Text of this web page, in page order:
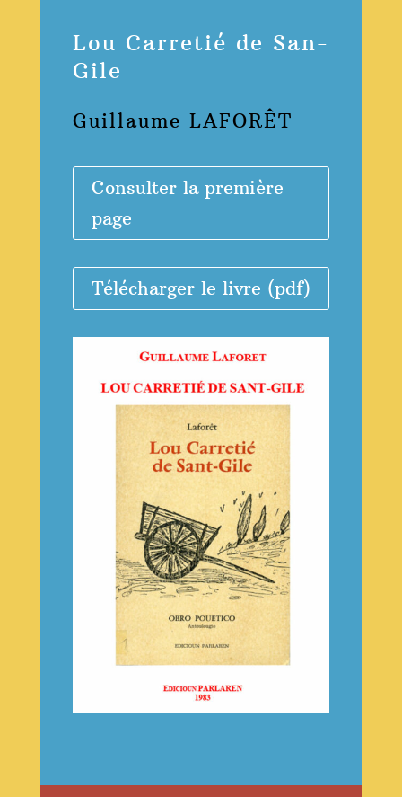
Lou Carretié de San-
Gile
Guillaume LAFORÊT
Consulter la première
page
Télécharger le livre (pdf)